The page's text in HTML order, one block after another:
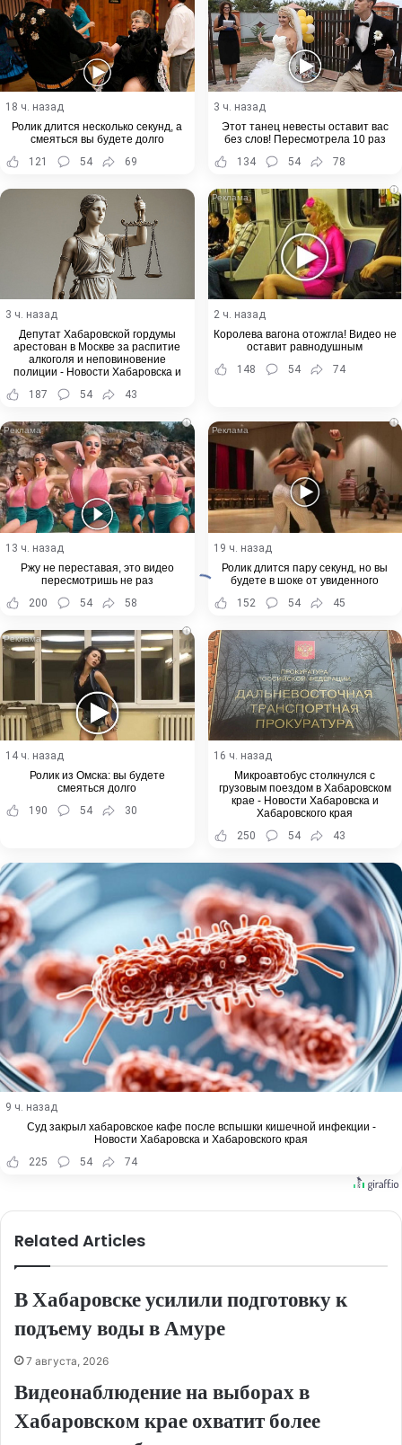
18 ч. назад
Ролик длится несколько секунд, а
смеяться вы будете долго
121
54 69
3 ч. назад
Этот танец невесты оставит вас
без слов! Пересмотрела 10 раз
134
54 78
3 ч. назад
Депутат Хабаровской гордумы
арестован в Москве за распитие
алкоголя и неповиновение
полиции - Новости Хабаровска и
187 54 43
i
2 ч. назад
Королева вагона отожгла! Видео не
оставит равнодушным
148
54 74
i
13 ч. назад
Ржу не переставая, это видео
пересмотришь не раз
200
54 58
i
19 ч. назад
Ролик длится пару секунд, но вы
будете в шоке от увиденного
152
54 45
i
14 ч. назад
Ролик из Омска: вы будете
смеяться долго
190
54 30
16 ч. назад
Микроавтобус столкнулся с
грузовым поездом в Хабаровском
крае - Новости Хабаровска и
Хабаровского края
250
54 43
9 ч. назад
Суд закрыл хабаровское кафе после вспышки кишечной инфекции -
Новости Хабаровска и Хабаровского края
225
54 74
Related Articles
В Хабаровске усилили подготовку к
подъему воды в Амуре
7 августа, 2026
Видеонаблюдение на выборах в
Хабаровском крае охватит более